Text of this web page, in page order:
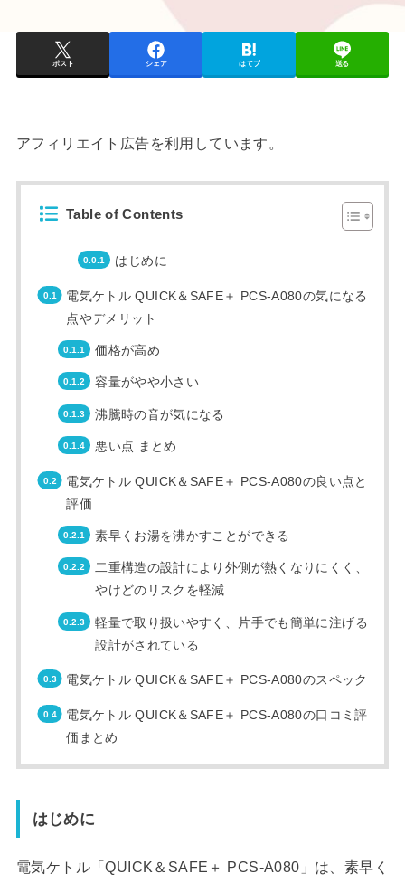
ポスト シェア はてブ 送る
アフィリエイト広告を利用しています。
Table of Contents
はじめに
電気ケトル QUICK＆SAFE＋ PCS-A080の気になる
点やデメリット
価格が高め
容量がやや小さい
沸騰時の音が気になる
悪い点 まとめ
電気ケトル QUICK＆SAFE＋ PCS-A080の良い点と
評価
素早くお湯を沸かすことができる
二重構造の設計により外側が熱くなりにくく、
やけどのリスクを軽減
軽量で取り扱いやすく、片手でも簡単に注げる
設計がされている
電気ケトル QUICK＆SAFE＋ PCS-A080のスペック
電気ケトル QUICK＆SAFE＋ PCS-A080の口コミ評
価まとめ
はじめに
電気ケトル「QUICK＆SAFE＋ PCS-A080」は、素早く